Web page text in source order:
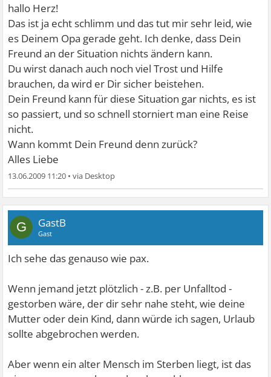
hallo Herz!
Das ist ja echt schlimm und das tut mir sehr leid, wie
es Deinem Opa gerade geht. Ich denke, dass Dein
Freund an der Situation nichts ändern kann.
Du wirst danach auch noch viel Trost und Hilfe
brauchen, da wird er Dir sicher beistehen.
Dein Freund kann für diese Situation gar nichts, es ist
so passiert, und so schnell storniert man eine Reise
nicht.
Wann kommt Dein Freund denn zurück?
Alles Liebe
13.06.2009 11:20 •
G GastB
Gast
Ich sehe das genauso wie pax.
Wenn jemand jetzt plötzlich - z.B. per Unfalltod -
gestorben wäre, der dir sehr nahe steht, wie deine
Mutter oder dein Kind, dann würde ich sagen, Urlaub
sollte abgebrochen werden.
Aber wenn ein alter Mensch im Sterben liegt, ist das